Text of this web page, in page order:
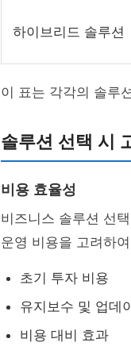
하이브리드 솔루션
이 표는 각각의 솔루
솔루션 선택 시
비용 효율성
비즈니스 솔루션 선
운영 비용을 고려하
초기 투자 비용
유지보수 및 업데
비용 대비 효과